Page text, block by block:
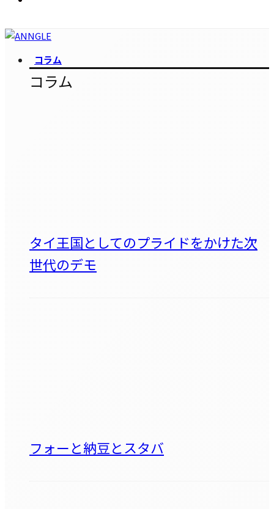
コラム
コラム
タイ王国としてのプライドをかけた次
世代のデモ
フォーと納豆とスタバ